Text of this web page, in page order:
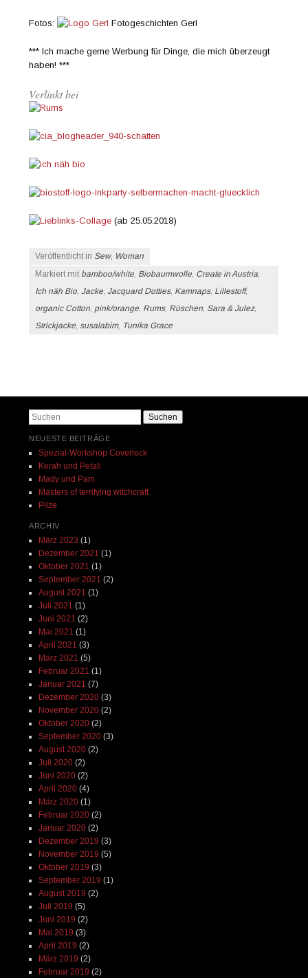
Fotos: Fotogeschichten Gerl
*** Ich mache gerne Werbung für Dinge, die mich überzeugt
haben! ***
Verlinkt bei
(ab 25.05.2018)
Veröffentlicht in Sew, Woman
Markiert mit bamboo/white Biobaumwolle Create in Austria
Ich näh Bio ,Jacke ,Jacquard Dotties, Kamnaps, Lillestoff,
organic Cotton pink/orange Rums, Rüschen Sara & Julez,
Strickjacke susalabim, Tunika Grace
Suchen
NEUESTE BEITRÄGE
Spezial-Workshop Coverlock
Kerah und Petali
Mady und Pam
Masters of terrifying witchcraft
Pilze
ARCHIV
März 2023 (1)
Dezember 2021 (1)
Oktober 2021 (1)
September 2021 (2)
August 2021 (1)
Juli 2021 (1)
Juni 2021 (2)
Mai 2021 (1)
April 2021 (3)
März 2021 (5)
Februar 2021 (1)
Januar 2021 (7)
Dezember 2020(3)
November 2020(2)
Oktober 2020(2)
September 2020(3)
August 2020(2)
Juli 2020(2)
Juni 2020(2)
April 2020(4)
März 2020(1)
Februar 2020(2)
Januar 2020(2)
Dezember 2019 (3)
November 2019 (5)
Oktober 2019 (3)
September 2019 (1)
August 2019 (2)
Juli 2019 (5)
Juni 2019 (2)
Mai 2019 (3)
April 2019 (2)
März 2019 (2)
Februar 2019 (2)